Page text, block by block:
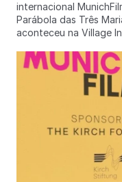
internacional
Parábola das Três
aconteceu na Village
recebeu o prêmio de
Kirch. O
mentoria de sete
escolas de cinema,
cooperação com a
em parceria com o
o Filmfest München.
o projeto de Zanatta
crescimento e
possíveis